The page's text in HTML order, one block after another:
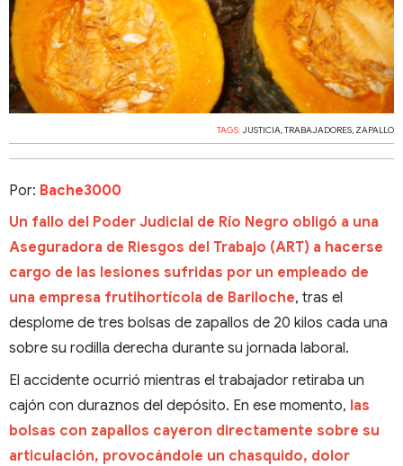
TAGS:JUSTICIA,TRABAJADORES, ZAPALLO
Por: Bache3000
Un fallo del Poder Judicial de Río Negro obligó a una
Aseguradora de Riesgos del Trabajo (ART) a hacerse
cargo de las lesiones sufridas por un empleado de
una empresa frutihortícola de Bariloche, tras el
desplome de tres bolsas de zapallos de 20 kilos cada una
sobre su rodilla derecha durante su jornada laboral.
El accidente ocurrió mientras el trabajador retiraba un
cajón con duraznos del depósito. En ese momento, las
bolsas con zapallos cayeron directamente sobre su
articulación, provocándole un chasquido, dolor